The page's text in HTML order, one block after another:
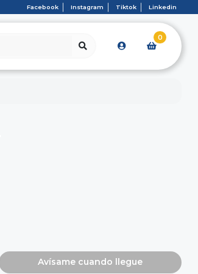
Facebook Instagram Tiktok Linkedin
0
Avísame cuando llegue